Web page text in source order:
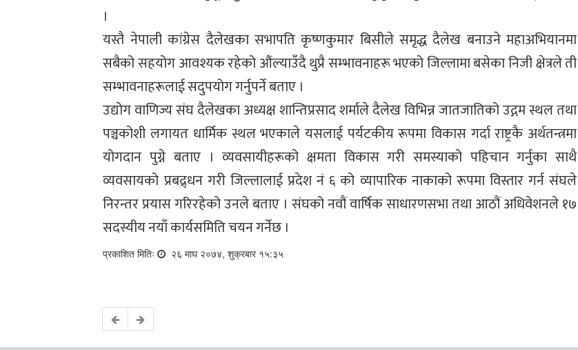
।
यस्तै नेपाली कांग्रेस दैलेखका सभापति कृष्णकुमार बिसीले समृद्ध दैलेख बनाउने महाअभियानमा
सबैको सहयोग आवश्यक रहेको औंल्याउँदै थुप्रै सम्भावनाहरू भएको जिल्लामा बसेका निजी क्षेत्रले ती
सम्भावनाहरूलाई सदुपयोग गर्नुपर्ने बताए ।
उद्योग वाणिज्य संघ दैलेखका अध्यक्ष शान्तिप्रसाद शर्माले दैलेख विभिन्न जातजातिको उद्गम स्थल तथा
पञ्चकोशी लगायत धार्मिक स्थल भएकाले यसलाई पर्यटकीय रूपमा विकास गर्दा राष्ट्रकै अर्थतन्त्रमा
योगदान पुग्ने बताए । व्यवसायीहरूको क्षमता विकास गरी समस्याको पहिचान गर्नुका साथै
व्यवसायको प्रबद्र्धन गरी जिल्लालाई प्रदेश नं ६ को व्यापारिक नाकाको रूपमा विस्तार गर्न संघले
निरन्तर प्रयास गरिरहेको उनले बताए । संघको नवौं वार्षिक साधारणसभा तथा आठौं अधिवेशनले १७
सदस्यीय नयाँ कार्यसमिति चयन गर्नेछ ।
प्रकाशित मितिः २६ माघ २०७४, शुक्रबार १५:३५